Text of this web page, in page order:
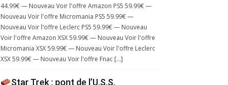
44.99€ — Nouveau Voir l'offre Amazon PS5 59.99€ —
Nouveau Voir l'offre Micromania PS5 59.99€ —
Nouveau Voir l'offre Leclerc PS5 59.99€ — Nouveau
Voir l'offre Amazon XSX 59.99€ — Nouveau Voir l'offre
Micromania XSX 59.99€ — Nouveau Voir l'offre Leclerc
XSX 59.99€ — Nouveau Voir l'offre Fnac […]
Star Trek : pont de l’U.S.S.